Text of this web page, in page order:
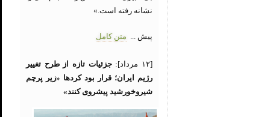
نشانه رفته است.»
پیش ... متن کامل
[۱۲ مرداد]:
جزئیات تازه از طرح تغییر
رژیم ایران؛ قرار بود کردها «زیر پرچم
شیروخورشید پیشروی کنند»